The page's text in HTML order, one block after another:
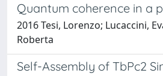
Quantum coherence in a
2016 Tesi, Lorenzo; Lucaccini,
Roberta
Self-Assembly of TbPc2